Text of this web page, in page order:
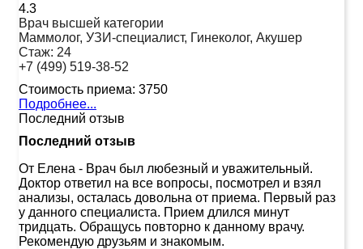
4.3
Врач высшей категории
Маммолог, УЗИ-специалист, Гинеколог, Акушер
Стаж: 24
+7 (499) 519-38-52
Стоимость приема: 3750
Подробнее...
Последний отзыв
Последний отзыв
От Елена - Врач был любезный и уважительный.
Доктор ответил на все вопросы, посмотрел и взял
анализы, осталась довольна от приема. Первый раз
у данного специалиста. Прием длился минут
тридцать. Обращусь повторно к данному врачу.
Рекомендую друзьям и знакомым.